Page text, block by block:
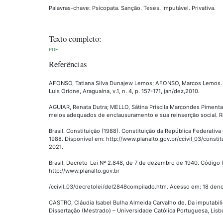
Palavras-chave: Psicopata. Sanção. Teses. Imputável. Privativa.
Texto completo:
PDF
Referências
AFONSO, Tatiana Silva Dunajew Lemos; AFONSO, Marcos
Luis Orione, Araguaína, v.1, n. 4, p. 157-171, jan/dez,2010.
AGUIAR, Renata Dutra; MELLO, Sátina Priscila Marcondes
meios adequados de enclausuramento e sua reinserção social.
Brasil. Constituição (1988). Constituição da República
1988. Disponível em: http://www.planalto.gov.br/ccivil_03/
2021.
Brasil. Decreto-Lei Nº 2.848, de 7 de dezembro de 1940.
http://www.planalto.gov.br
/ccivil_03/decretolei/del2848compilado.htm. Acesso em: 18
CASTRO, Cláudia Isabel Bulha Almeida Carvalho de. Da
Dissertação (Mestrado) – Universidade Católica Portuguesa,